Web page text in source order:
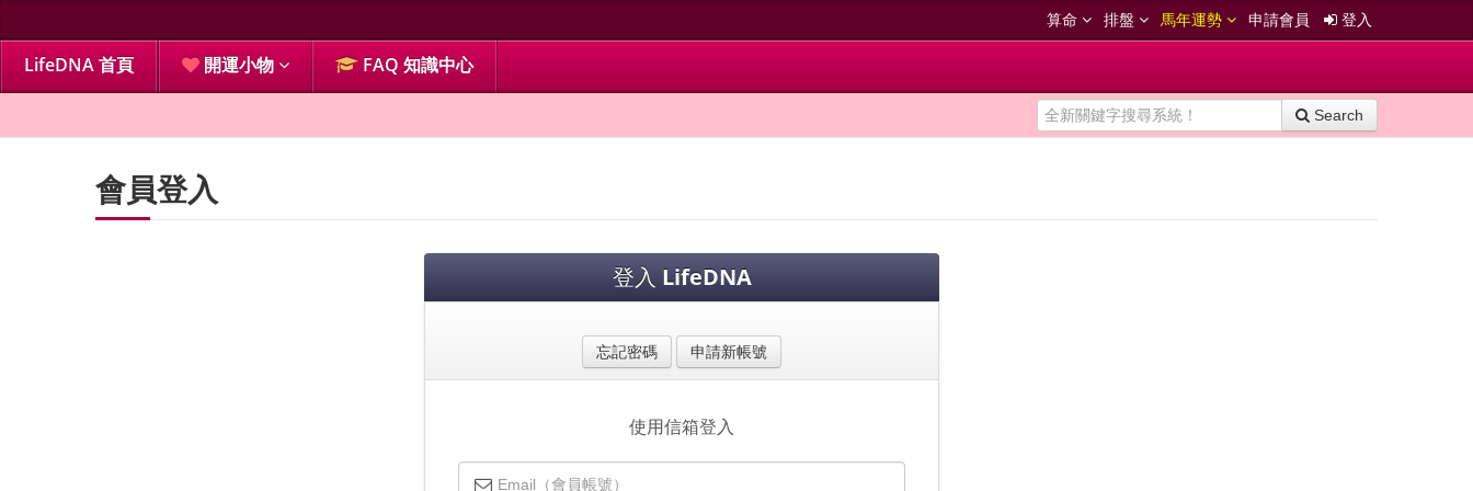
算命 排盤 馬年運勢 申請會員 登入
LifeDNA 首頁 開運小物 FAQ 知識中心
Search
會員登入
登入 LifeDNA
忘記密碼 申請新帳號
使用信箱登入